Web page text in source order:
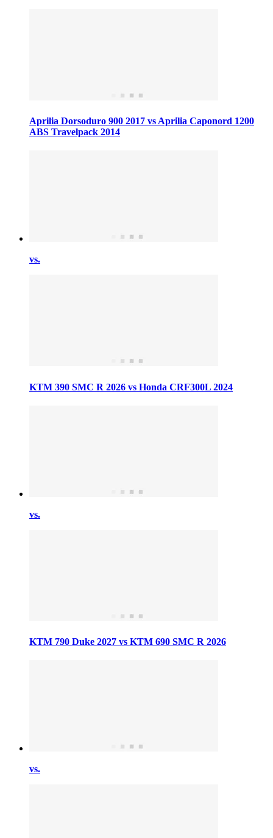
Aprilia Dorsoduro 900 2017 vs Aprilia Caponord 1200
ABS Travelpack 2014
vs.
KTM 390 SMC R 2026 vs Honda CRF300L 2024
vs.
KTM 790 Duke 2027 vs KTM 690 SMC R 2026
vs.